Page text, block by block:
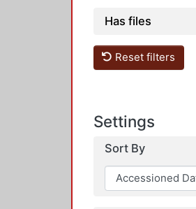
Has files
Reset filters
Settings
Sort By